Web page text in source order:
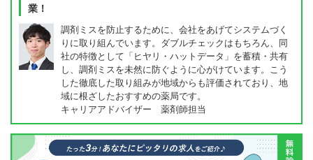
業！
調剤ミスを防止するために、会社をあげてシステムづく
りに取り組んでいます。ダブルチェックはもちろん、同
社の特徴として「ヒヤリ・ハットデータ」を蓄積・共有
し、調剤ミスを未然に防ぐように心がけています。こう
した徹底した取り組みが地域からも評価されており、地
域に根ざしたおすすめの薬局です。
キャリアアドバイザー 薬剤師担当